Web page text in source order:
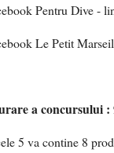
Pentru Dive -
Le Petit
a concursului
5 va contine 8